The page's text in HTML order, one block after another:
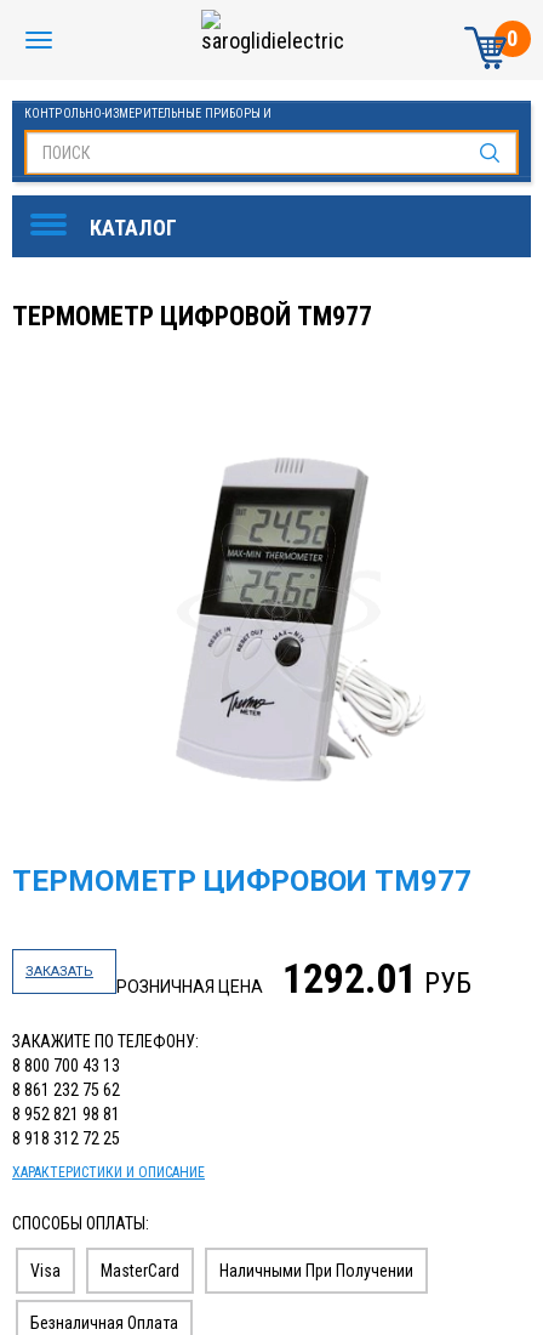
0
КОНТРОЛЬНО-ИЗМЕРИТЕЛЬНЫЕ ПРИБОРЫ И
ТЕРМОМЕТР ЦИФРОВОЙ ТМ977
ТЕРМОМЕТР ЦИФРОВОЙ ТМ977
ЗАКАЗАТЬ
РОЗНИЧНАЯ ЦЕНА 1292.01 РУБ
ЗАКАЖИТЕ ПО ТЕЛЕФОНУ:
8 800 700 43 13
8 861 232 75 62
8 952 821 98 81
8 918 312 72 25
ХАРАКТЕРИСТИКИ И ОПИСАНИЕ
СПОСОБЫ ОПЛАТЫ:
Visa MasterCard Наличными При Получении
Безналичная Оплата